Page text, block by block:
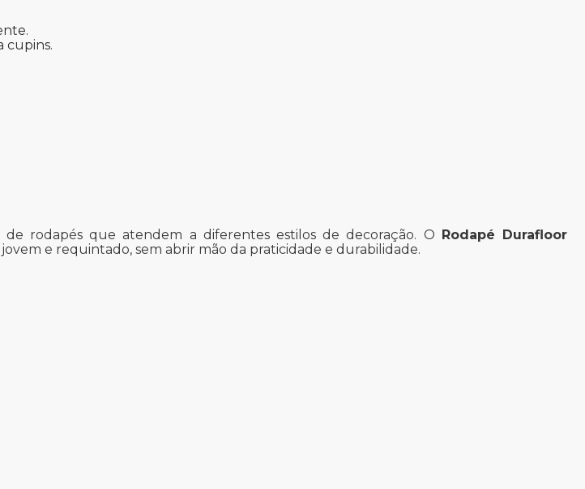
cupins.
rodapés que atendem a diferentes estilos de decoração. O
Rodapé Durafloor
e requintado, sem abrir mão da praticidade e durabilidade.